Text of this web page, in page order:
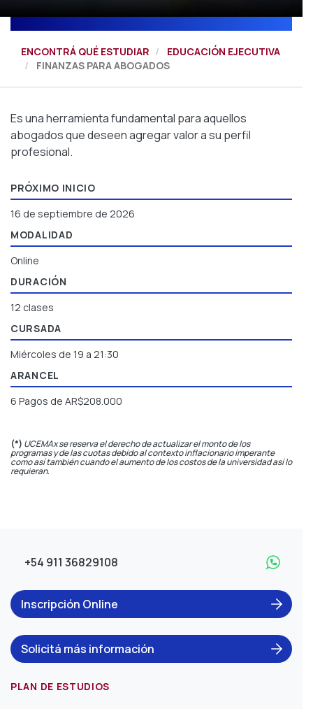
ENCONTRÁ QUÉ ESTUDIAR
EDUCACIÓN EJECUTIVA
FINANZAS PARA ABOGADOS
Es una herramienta fundamental para aquellos
abogados que deseen agregar valor a su perfil
profesional.
PRÓXIMO INICIO
16 de septiembre de 2026
MODALIDAD
Online
DURACIÓN
12 clases
CURSADA
Miércoles de 19 a 21:30
ARANCEL
6 Pagos de AR$208.000
(*) UCEMAx se reserva el derecho de actualizar el monto de los
programas y de las cuotas debido al contexto inflacionario imperante
como así también cuando el aumento de los costos de la universidad así lo
requieran.
+54 911 36829108
Inscripción Online
Solicitá más información
PLAN DE ESTUDIOS